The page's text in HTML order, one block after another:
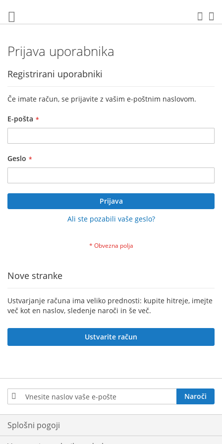
na
vsebino
Prijava uporabnika
Registrirani uporabniki
Če imate račun, se prijavite z vašim e-poštnim naslovom.
E-pošta
Geslo
Prijava
Ali ste pozabili vaše geslo?
Nove stranke
Ustvarjanje računa ima veliko prednosti: kupite hitreje, imejte
več kot en naslov, sledenje naroči in še več.
Ustvarite račun
Prijavite
se
na
e-
novice:
Naroči
Splošni pogoji